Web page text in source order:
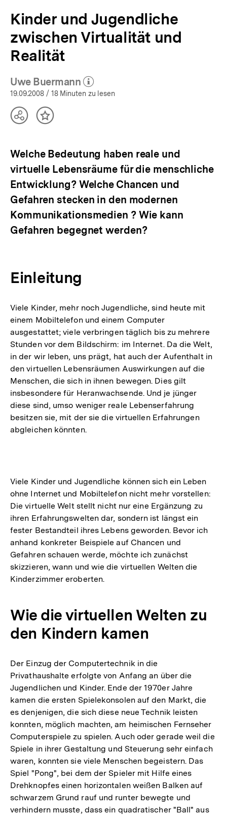
Kinder und Jugendliche
zwischen Virtualität und
Realität
Uwe Buermann
(Mehr zum Autor)
öffnen
19.09.2008 / 18 Minuten zu lesen
TeilenInhalt
Welche Bedeutung haben reale und
virtuelle Lebensräume für die menschliche
Entwicklung? Welche Chancen und
Gefahren stecken in den modernen
Kommunikationsmedien ? Wie kann
Gefahren begegnet werden?
Einleitung
Viele Kinder, mehr noch Jugendliche, sind heute mit
einem Mobiltelefon und einem Computer
ausgestattet; viele verbringen täglich bis zu mehrere
Stunden vor dem Bildschirm: im Internet. Da die Welt,
in der wir leben, uns prägt, hat auch der Aufenthalt in
den virtuellen Lebensräumen Auswirkungen auf die
Menschen, die sich in ihnen bewegen. Dies gilt
insbesondere für Heranwachsende. Und je jünger
diese sind, umso weniger reale Lebenserfahrung
besitzen sie, mit der sie die virtuellen Erfahrungen
abgleichen könnten.
Viele Kinder und Jugendliche können sich ein Leben
ohne Internet und Mobiltelefon nicht mehr vorstellen:
Die virtuelle Welt stellt nicht nur eine Ergänzung zu
ihren Erfahrungswelten dar, sondern ist längst ein
fester Bestandteil ihres Lebens geworden. Bevor ich
anhand konkreter Beispiele auf Chancen und
Gefahren schauen werde, möchte ich zunächst
skizzieren, wann und wie die virtuellen Welten die
Kinderzimmer eroberten.
Wie die virtuellen Welten zu
den Kindern kamen
Der Einzug der Computertechnik in die
Privathaushalte erfolgte von Anfang an über die
Jugendlichen und Kinder. Ende der 1970er Jahre
kamen die ersten Spielekonsolen auf den Markt, die
es denjenigen, die sich diese neue Technik leisten
konnten, möglich machten, am heimischen Fernseher
Computerspiele zu spielen. Auch oder gerade weil die
Spiele in ihrer Gestaltung und Steuerung sehr einfach
waren, konnten sie viele Menschen begeistern. Das
Spiel "Pong", bei dem der Spieler mit Hilfe eines
Drehknopfes einen horizontalen weißen Balken auf
schwarzem Grund rauf und runter bewegte und
verhindern musste, dass ein quadratischer "Ball" aus